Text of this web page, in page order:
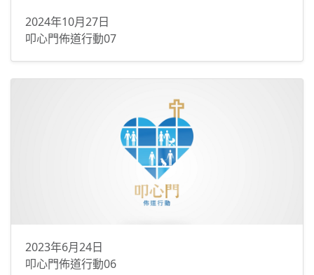
2024年10月27日
叩心門佈道行動07
2023年6月24日
叩心門佈道行動06